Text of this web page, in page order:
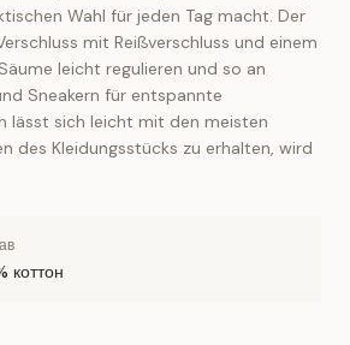
Wahl für jeden Tag macht. Der
mit Reißverschluss und einem
leicht regulieren und so an
Sneakern für entspannte
lässt sich leicht mit den meisten
des Kleidungsstücks zu erhalten, wird
коттон